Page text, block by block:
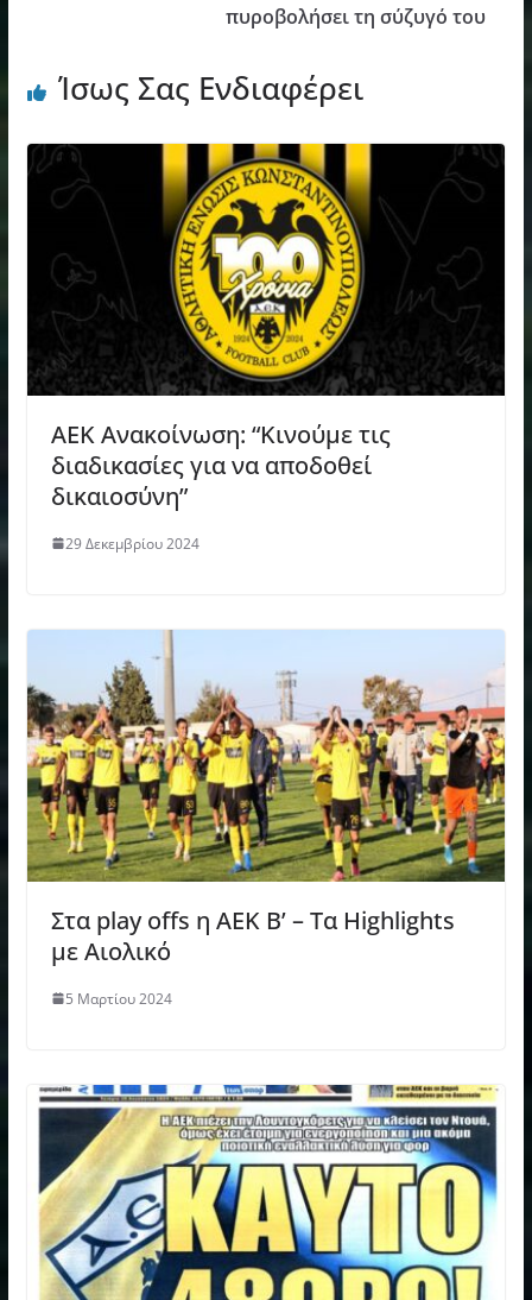
πυροβολήσει τη σύζυγό του
Ίσως Σας Ενδιαφέρει
ΑΕΚ Ανακοίνωση: “Κινούμε τις
διαδικασίες για να αποδοθεί
δικαιοσύνη”
29 Δεκεμβρίου 2024
Στα play offs η ΑΕΚ Β’ – Τα Highlights
με Αιολικό
5 Μαρτίου 2024